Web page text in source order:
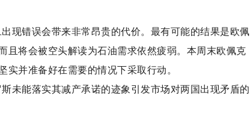
现错误会带来非常昂贵的代价。最有可能的结果是欧佩
且将会被空头解读为石油需求依然疲弱。本周末欧佩克
并准备好在需要的情况下采取行动。
未能落实其减产承诺的迹象引发市场对两国出现矛盾的